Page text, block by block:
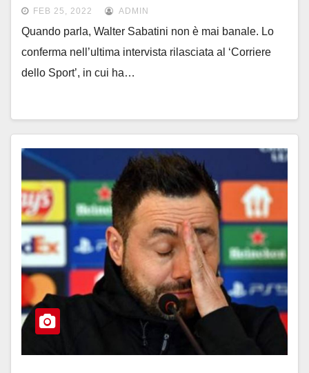
FEB 25, 2022 ADMIN
Quando parla, Walter Sabatini non è mai banale. Lo
conferma nell’ultima intervista rilasciata al ‘Corriere
dello Sport’, in cui ha…